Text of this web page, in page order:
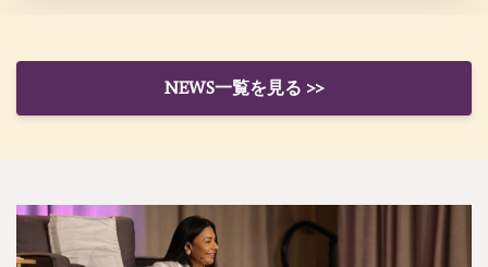
NEWS一覧を見る >>